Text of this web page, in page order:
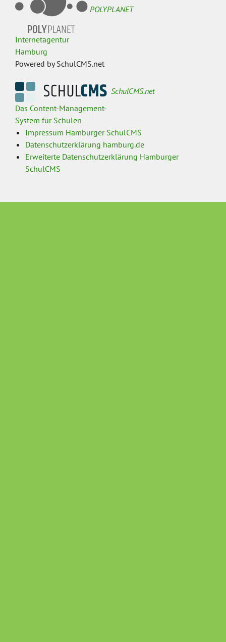
POLYPLANET
Internetagentur
Hamburg
Powered by SchulCMS.net
SchulCMS.net
Das Content-Management-
System für Schulen
Impressum Hamburger SchulCMS
Datenschutzerklärung hamburg.de
Erweiterte Datenschutzerklärung Hamburger
SchulCMS